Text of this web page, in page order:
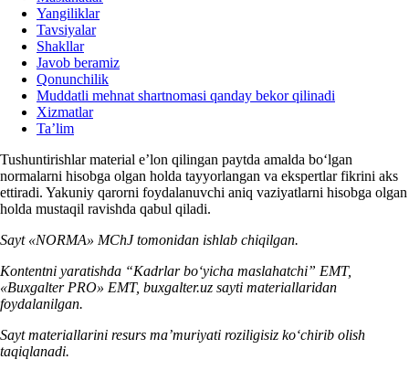
Yangiliklar
Tavsiyalar
Shakllar
Javob beramiz
Qonunchilik
Muddatli mehnat shartnomasi qanday bekor qilinadi
Xizmatlar
Ta’lim
Tushuntirishlar material e’lon qilingan paytda amalda boʻlgan
normalarni hisobga olgan holda tayyorlangan va ekspertlar fikrini aks
ettiradi. Yakuniy qarorni foydalanuvchi aniq vaziyatlarni hisobga olgan
holda mustaqil ravishda qabul qiladi.
Sayt «NORMA» MChJ tomonidan ishlab chiqilgan.
Kontentni yaratishda “Kadrlar boʻyicha maslahatchi” EMT,
«Buxgalter PRO» EMT, buxgalter.uz sayti materiallaridan
foydalanilgan.
Sayt materiallarini resurs ma’muriyati roziligisiz koʻchirib olish
taqiqlanadi.